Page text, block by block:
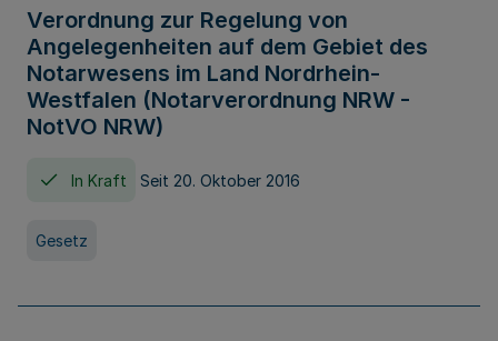
Verordnung zur Regelung von
Angelegenheiten auf dem Gebiet des
Notarwesens im Land Nordrhein-
Westfalen (Notarverordnung NRW -
NotVO NRW)
In Kraft Seit 20. Oktober 2016
Gesetz